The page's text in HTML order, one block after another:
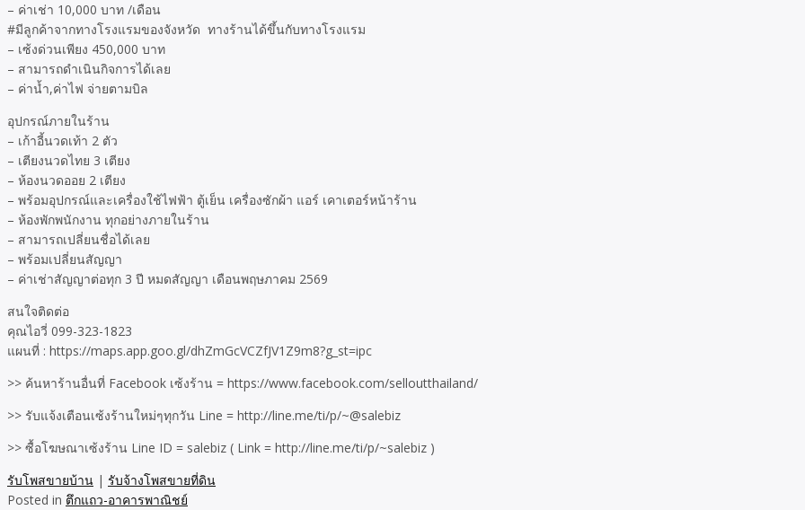
– ค่าเช่า 10,000 บาท /เดือน
#มีลูกค้าจากทางโรงแรมของจังหวัด ทางร้านได้ขึ้นกับทางโรงแรม
– เซ้งด่วนเพียง 450,000 บาท
– สามารถดำเนินกิจการได้เลย
– ค่าน้ำ,ค่าไฟ จ่ายตามบิล
อุปกรณ์ภายในร้าน
– เก้าอี้นวดเท้า 2 ตัว
– เตียงนวดไทย 3 เตียง
– ห้องนวดออย 2 เตียง
– พร้อมอุปกรณ์และเครื่องใช้ไฟฟ้า ตู้เย็น เครื่องซักผ้า แอร์ เคาเตอร์หน้าร้าน
– ห้องพักพนักงาน ทุกอย่างภายในร้าน
– สามารถเปลี่ยนชื่อได้เลย
– พร้อมเปลี่ยนสัญญา
– ค่าเช่าสัญญาต่อทุก 3 ปี หมดสัญญา เดือนพฤษภาคม 2569
สนใจติดต่อ
คุณไอวี่ 099-323-1823
แผนที่ : https://maps.app.goo.gl/dhZmGcVCZfJV1Z9m8?g_st=ipc
>> ค้นหาร้านอื่นที่ Facebook เซ้งร้าน = https://www.facebook.com/selloutthailand/
>> รับแจ้งเตือนเซ้งร้านใหม่ๆทุกวัน Line = http://line.me/ti/p/~@salebiz
>> ซื้อโฆษณาเซ้งร้าน Line ID = salebiz ( Link = http://line.me/ti/p/~salebiz )
รับโพสขายบ้าน | รับจ้างโพสขายที่ดิน
Posted in ตึกแถว-อาคารพาณิชย์